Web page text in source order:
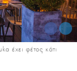
έχει φέτος κάτι